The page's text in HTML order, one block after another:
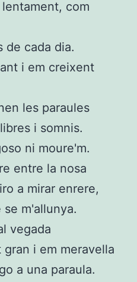
com
de cada dia.
i em creixent
les paraules
i somnis.
ni moure'm.
entre la nosa
a mirar enrere,
m'allunya.
vegada
i em meravella
a una paraula.